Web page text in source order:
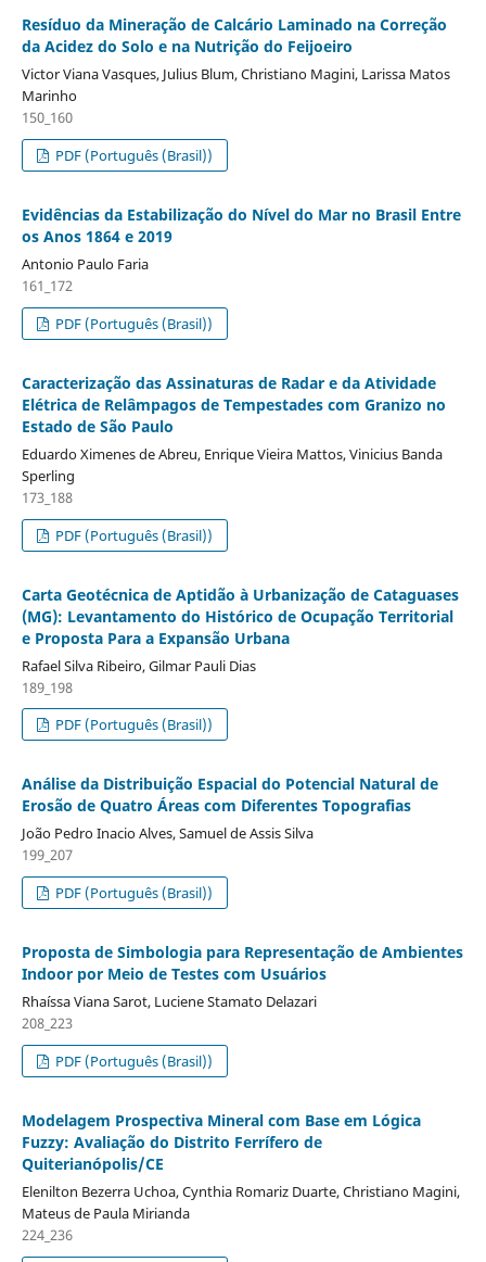
Resíduo da Mineração de Calcário Laminado na Correção
da Acidez do Solo e na Nutrição do Feijoeiro
Victor Viana Vasques, Julius Blum, Christiano Magini, Larissa Matos
Marinho
150_160
PDF (Português (Brasil))
Evidências da Estabilização do Nível do Mar no Brasil Entre
os Anos 1864 e 2019
Antonio Paulo Faria
161_172
PDF (Português (Brasil))
Caracterização das Assinaturas de Radar e da Atividade
Elétrica de Relâmpagos de Tempestades com Granizo no
Estado de São Paulo
Eduardo Ximenes de Abreu, Enrique Vieira Mattos, Vinicius Banda
Sperling
173_188
PDF (Português (Brasil))
Carta Geotécnica de Aptidão à Urbanização de Cataguases
(MG): Levantamento do Histórico de Ocupação Territorial
e Proposta Para a Expansão Urbana
Rafael Silva Ribeiro, Gilmar Pauli Dias
189_198
PDF (Português (Brasil))
Análise da Distribuição Espacial do Potencial Natural de
Erosão de Quatro Áreas com Diferentes Topografias
João Pedro Inacio Alves, Samuel de Assis Silva
199_207
PDF (Português (Brasil))
Proposta de Simbologia para Representação de Ambientes
Indoor por Meio de Testes com Usuários
Rhaíssa Viana Sarot, Luciene Stamato Delazari
208_223
PDF (Português (Brasil))
Modelagem Prospectiva Mineral com Base em Lógica
Fuzzy: Avaliação do Distrito Ferrífero de
Quiterianópolis/CE
Elenilton Bezerra Uchoa, Cynthia Romariz Duarte, Christiano Magini,
Mateus de Paula Mirianda
224_236